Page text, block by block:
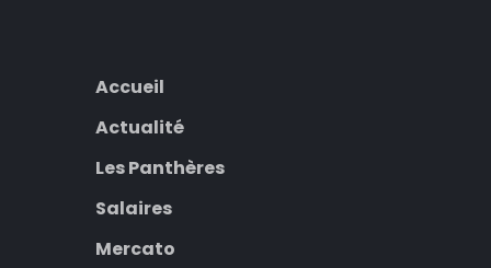
Accueil
Actualité
Les Panthères
Salaires
Mercato